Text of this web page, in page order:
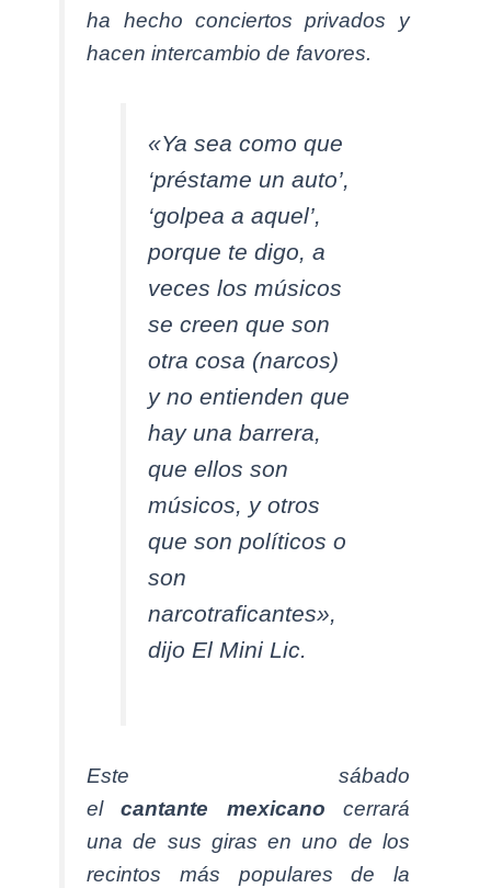
ha hecho conciertos privados y
hacen intercambio de favores.
«Ya sea como que
‘préstame un auto’,
‘golpea a aquel’,
porque te digo, a
veces los músicos
se creen que son
otra cosa (narcos)
y no entienden que
hay una barrera,
que ellos son
músicos, y otros
que son políticos o
son
narcotraficantes»,
dijo El Mini Lic.
Este sábado
elcantante mexicano cerrará
una de sus giras en uno de los
recintos más populares de la